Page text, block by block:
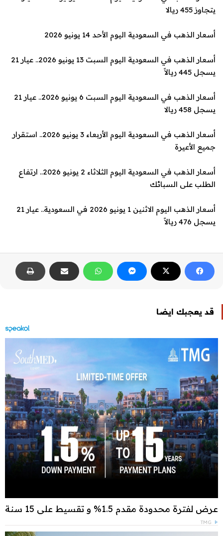
يتجاوز 455 ريالا
أسعار الذهب في السعودية اليوم الأحد 14 يونيو 2026
أسعار الذهب في السعودية اليوم السبت 13 يونيو 2026.. عيار 21
يسجل 445 ريالاً
أسعار الذهب في السعودية اليوم السبت 6 يونيو 2026.. عيار 21
يسجل 458 ريالا
أسعار الذهب في السعودية اليوم الأربعاء 3 يونيو 2026.. استقرار
جميع الأعيرة
أسعار الذهب في السعودية اليوم الثلاثاء 2 يونيو 2026.. ارتفاع
الطلب على السبائك
أسعار الذهب اليوم الاثنين 1 يونيو 2026 في السعودية.. عيار 21
يسجل 476 ريالاً
قد يعجبك ايضا
عرض لفترة محدودة مقدم 1.5% و تقسيط علي 15 سنة
TMG